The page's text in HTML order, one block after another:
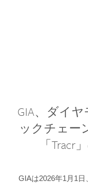
GIA、ダイ
ックチェー
「Tracr
GIAは2026年1月1